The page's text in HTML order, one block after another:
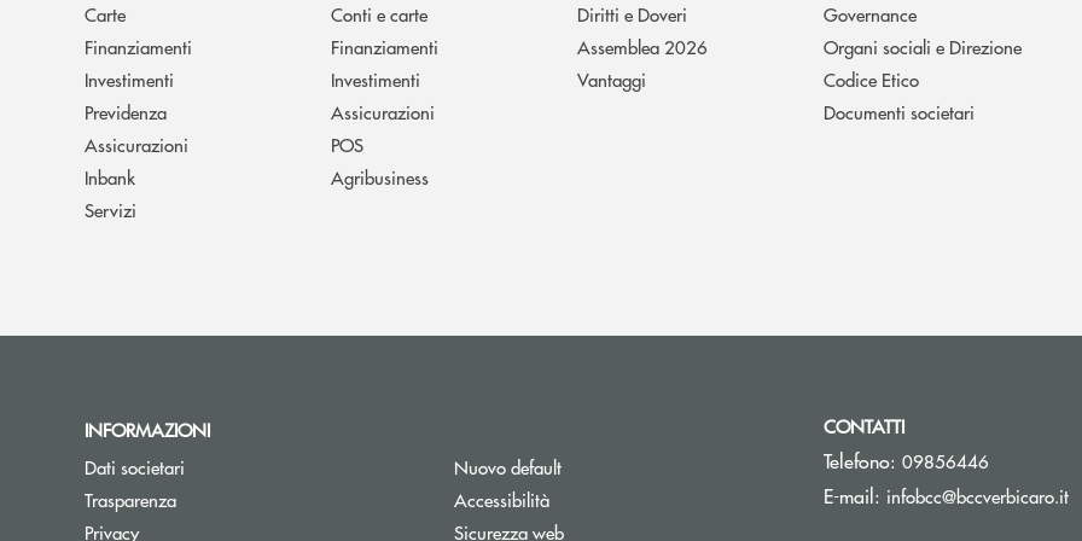
Carte
Finanziamenti
Investimenti
Previdenza
Assicurazioni
Inbank
Servizi
Conti e carte
Finanziamenti
Investimenti
Assicurazioni
POS
Agribusiness
Diritti e Doveri
Assemblea 2026
Vantaggi
Governance
Organi sociali e Direzione
Codice Etico
Documenti societari
INFORMAZIONI
Dati societari
Trasparenza
Privacy
Nuovo default
Accessibilità
Sicurezza web
CONTATTI
Telefono: 09856446
E-mail: infobcc@bccverbicaro.it